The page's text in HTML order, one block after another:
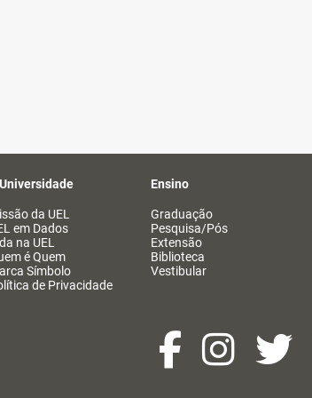
da UEL
em Dados
na UEL
é Quem
Símbolo
de Privacidade
Ensino
Graduação
Pesquisa/Pós
Extensão
Biblioteca
Vestibular